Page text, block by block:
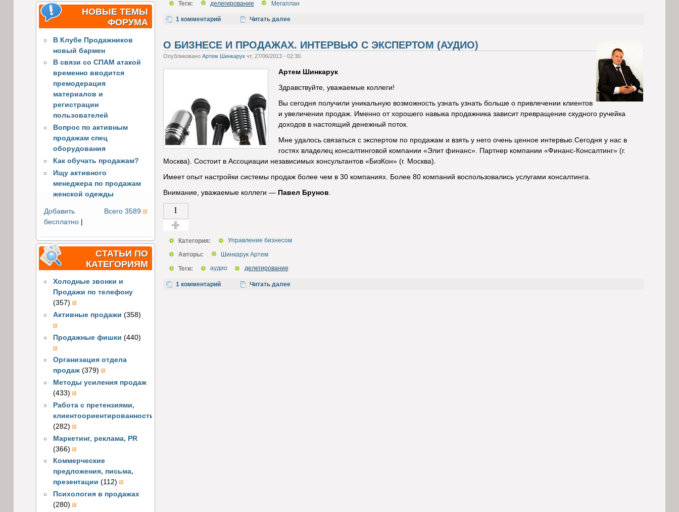
НОВЫЕ ТЕМЫ
ФОРУМА
В Клубе Продажников
новый бармен
В связи со СПАМ атакой
временно вводится
премодерация
материалов и
регистрации
пользователей
Вопрос по активным
продажам спец
оборудования
Как обучать продажам?
Ищу активного
менеджера по продажам
женской одежды
Всего 3589
Добавить
бесплатно|
СТАТЬИ ПО
КАТЕГОРИЯМ
Холодные звонки и
Продажи по телефону
(357)
Активные продажи (358)
Продажные фишки (440)
Организация отдела
продаж (379)
Методы усиления продаж
(433)
Работа с претензиями,
клиентоориентированность
(282)
Маркетинг, реклама, PR
(366)
Коммерческие
предложения, письма,
презентации (112)
Психология в продажах
(280)
Теги:
делегирование Мегаплан
1 комментарий Читать далее
О БИЗНЕСЕ И ПРОДАЖАХ. ИНТЕРВЬЮ С ЭКСПЕРТОМ (АУДИО)
Опубликовано Артем Шинкарукчт, 27/06/2013 - 02:30.
Артем Шинкарук
Здравствуйте, уважаемые коллеги!
Вы сегодня получили уникальную возможность узнать узнать больше о привлечении клиентов
и увеличении продаж. Именно от хорошего навыка продажника зависит превращение скудного ручейка
доходов в настоящий денежный поток.
Мне удалось связаться с экспертом по продажам и взять у него очень ценное интервью.Сегодня у нас в
гостях владелец консалтинговой компании «Элит финанс». Партнер компании «Финанс-Консалтинг» (г.
Москва). Состоит в Ассоциации независимых консультантов «БизКон» (г. Москва).
Имеет опыт настройки системы продаж более чем в 30 компаниях. Более 80 компаний воспользовались услугами консалтинга.
Внимание, уважаемые коллеги — Павел Брунов.
1
Категория:
Управление бизнесом
Авторы:
Шинкарук Артем
Теги:
аудио делегирование
1 комментарий Читать далее